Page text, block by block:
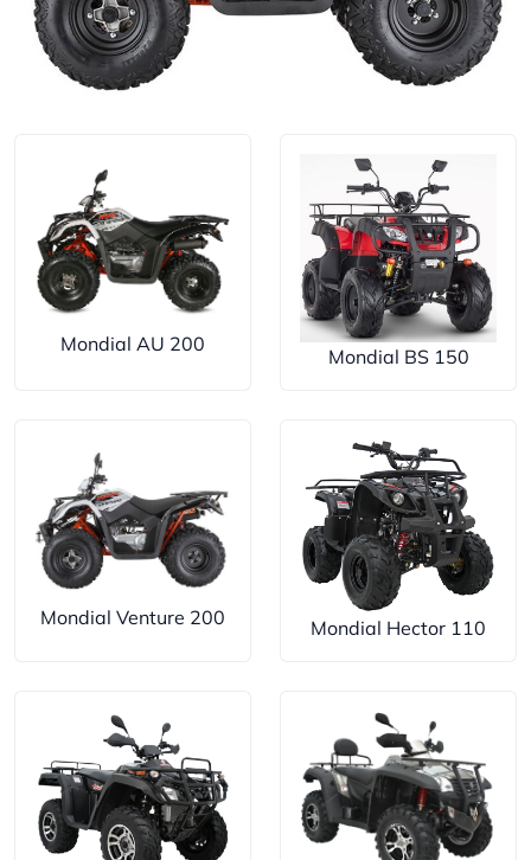
Mondial AU 200
Mondial BS 150
Mondial Venture 200 Mondial Hector 110